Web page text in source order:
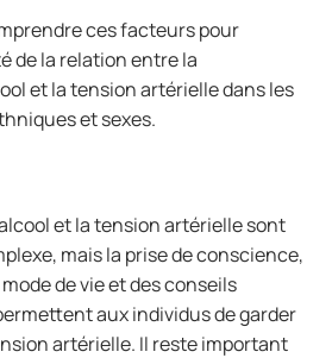
ces facteurs pour
de la relation entre la
et la tension artérielle dans les
et sexes.
et la tension artérielle sont
mais la prise de conscience,
de vie et des conseils
aux individus de garder
artérielle. Il reste important